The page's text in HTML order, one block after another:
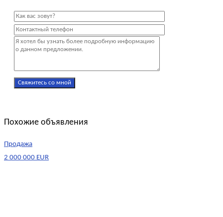
Похожие объявления
Продажа
2 000 000 EUR